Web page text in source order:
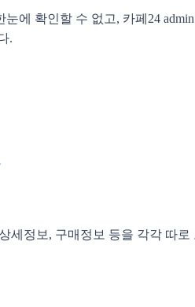
에 확인할 수 없고, 카페24
.
세정보, 구매정보 등을 각각 따